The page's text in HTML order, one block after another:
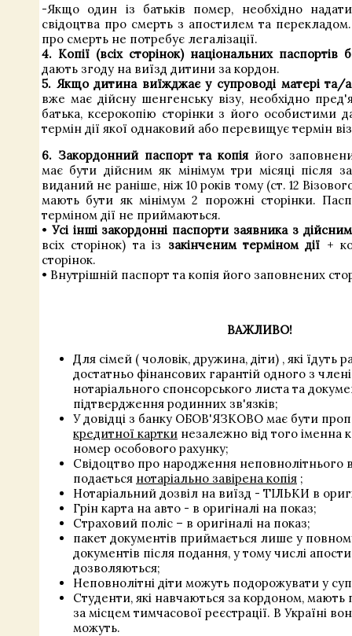
-Якщо один із батьків помер, необхідно
свідоцтва про смерть з апостилем та
про смерть не потребує легалізації.
4. Копії (всіх сторінок) національних паспортів
дають згоду на виїзд дитини за кордон.
5. Якщо дитина виїжджає у супроводі матері та/
вже має дійсну шенгенську візу, необхідно
батька, ксерокопію сторінки з його особистими
термін дії якої однаковий або перевищує термін
6. Закордонний паспорт та копія його
має бути дійсним як мінімум три місяці після
виданий не раніше, ніж 10 років тому (ст. 12
мають бути як мінімум 2 порожні сторінки.
терміном дії не приймаються.
• Усі інші закордонні паспорти заявника з
всіх сторінок) та із закінченим терміном дії +
сторінок.
• Внутрішній паспорт та копія його заповнених
ВАЖЛИВО!
Для сімей ( чоловік, дружина, діти) , які їдуть
достатньо фінансових гарантій одного з
нотаріального спонсорського листа та
підтвердження родинних зв'язків;
У довідці з банку ОБОВ'ЯЗКОВО має бути
кредитної картки незалежно від того іменна
номер особового рахунку;
Свідоцтво про народження неповнолітнього
подається нотаріально завірена копія ;
Нотаріальний дозвіл на виїзд - ТІЛЬКИ в
Грін карта на авто - в оригіналі на показ;
Страховий поліс – в оригіналі на показ;
пакет документів приймається лише у
документів після подання, у тому числі
дозволяються;
Неповнолітні діти можуть подорожувати у
Студенти, які навчаються за кордоном,
за місцем тимчасової реєстрації. В Україні
можуть.